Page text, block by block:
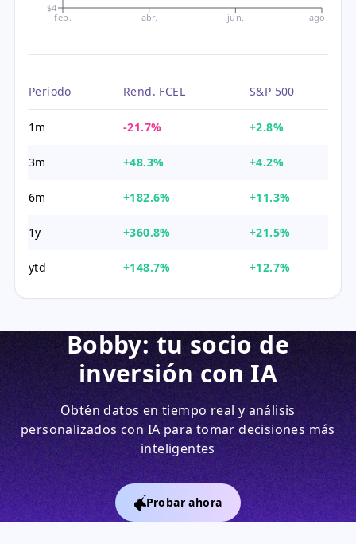
feb. abr. jun. ago.
$4
Periodo Rend. FCEL S&P 500
1m -21.7% +2.8%
3m +48.3% +4.2%
6m +182.6% +11.3%
1y +360.8% +21.5%
ytd +148.7% +12.7%
Bobby: tu socio de
inversión con IA
Obtén datos en tiempo real y análisis
personalizados con IA para tomar decisiones más
inteligentes
Probar ahora